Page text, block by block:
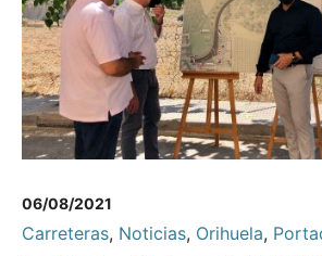
06/08/2021
Carreteras, Noticias, Orihuela,